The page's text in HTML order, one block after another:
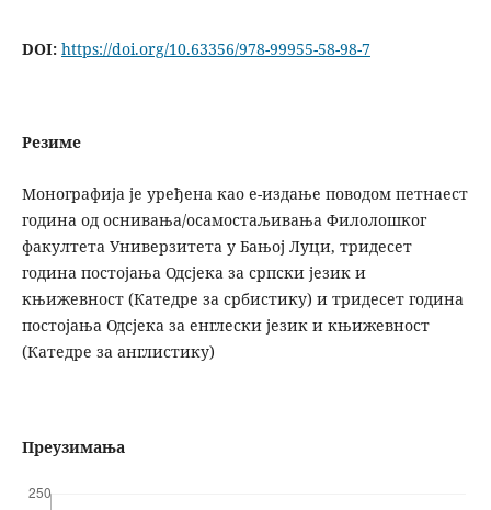
DOI: https://doi.org/10.63356/978-99955-58-98-7
Резиме
Монографија је уређена као е-издање поводом петнаест
година од оснивања/осамостаљивања Филолошког
факултета Универзитета у Бањој Луци, тридесет
година постојања Одсјека за српски језик и
књижевност (Катедре за србистику) и тридесет година
постојања Одсјека за енглески језик и књижевност
(Катедре за англистику)
Преузимања